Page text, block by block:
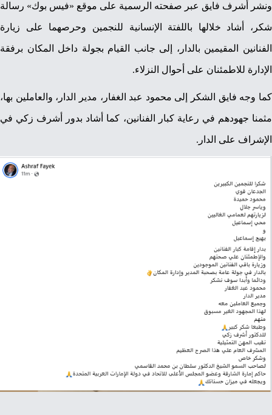
ونشر أشرف فايق عبر صفحته الرسمية على موقع «فيس بوك» رسالة
شكر، أشاد خلالها باللفتة الإنسانية للنجمين وحرصهما على زيارة
الفنانين المقيمين بالدار، إلى جانب القيام بجولة داخل المكان برفقة
الإدارة للاطمئنان على أحوال النزلاء.
كما وجه فايق الشكر إلى محمود عبد الغفار، مدير الدار، والعاملين بها،
مثمنا جهودهم في رعاية كبار الفنانين، كما أشاد بدور أشرف زكي في
الإشراف على الدار.